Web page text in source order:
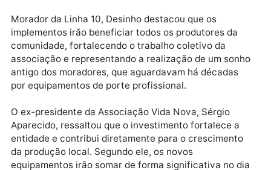
Produção de café e impacto na comunidade
De acordo com estimativas da própria comunidade,
safra atual deve alcançar aproximadamente 9 mil
sacas de café. Com a chegada do novo maquinário,
redução do esforço físico e melhores condições de
trabalho para os produtores rurais.
Morador da Linha 10, Desinho destacou que os